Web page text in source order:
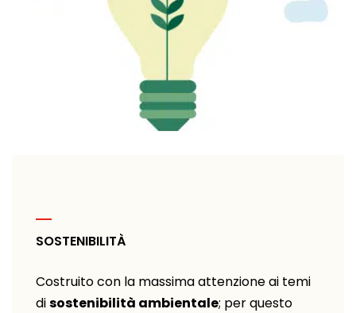
SOSTENIBILITÀ
Costruito con la massima attenzione ai temi
disostenibilità ambientale; per questo